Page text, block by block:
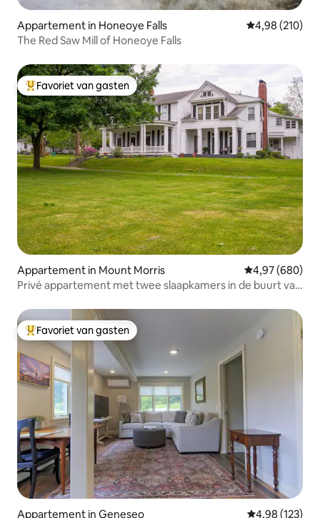
Appartement in Honeoye Falls Gemiddelde
4,98 (210)
The Red Saw Mill of Honeoye Falls
Topfavoriet van gasten
Favoriet van gasten
Appartement in Mount Morris Gemiddelde
4,97 (680)
Privé appartement met twee slaapkamers in de buurt van
Topfavoriet van gasten
Favoriet van gasten
Appartement in Geneseo Gemiddelde
4,98 (123)